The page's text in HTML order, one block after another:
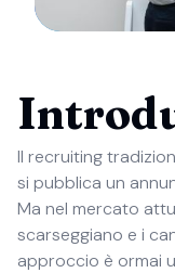
Il recruiting
si pubblica un
Ma nel mercato
scarseggiano e i
approccio è ormai